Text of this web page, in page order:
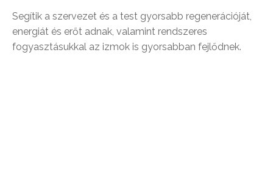
Segítik a szervezet és a test gyorsabb regenerációját,
energiát és erőt adnak, valamint rendszeres
fogyasztásukkal az izmok is gyorsabban fejlődnek.